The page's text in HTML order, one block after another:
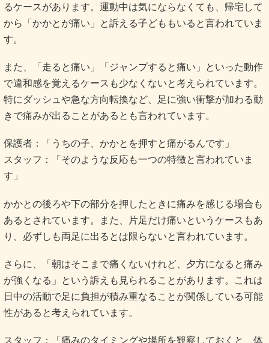
るケースがあります。運動中は気にならなくても、帰宅して
から「かかとが痛い」と訴える子どももいると言われていま
す。
また、「走ると痛い」「ジャンプすると痛い」といった動作
で違和感を覚えるケースも少なくないと考えられています。
特にダッシュや急な方向転換など、足に強い衝撃が加わる動
きで痛みが出ることがあるとも言われています。
保護者：「うちの子、かかとを押すと痛がるんです」
スタッフ：「そのような反応も一つの特徴と言われていま
す」
かかとの後ろや下の部分を押したときに痛みを感じる場合も
あるとされています。また、片足だけ痛いというケースもあ
り、必ずしも両足に出るとは限らないと言われています。
さらに、「朝はそこまで痛くないけれど、夕方になると痛み
が強くなる」という訴えも見られることがあります。これは
日中の活動で足に負担が積み重なることが関係している可能
性があると考えられています。
スタッフ：「痛みのタイミングや場所を観察しておくと、体